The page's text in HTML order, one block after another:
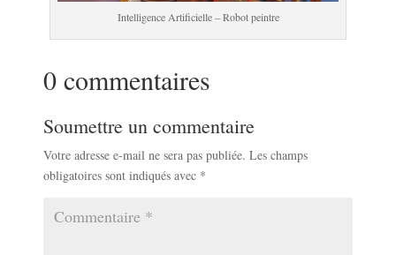
Intelligence Artificielle – Robot peintre
0 commentaires
Soumettre un commentaire
Votre adresse e-mail ne sera pas publiée. Les champs
obligatoires sont indiqués avec *